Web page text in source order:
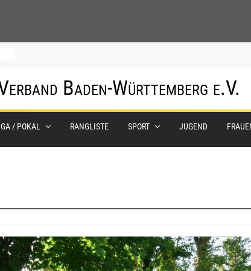
Baden-Württemberg e.V.
/ POKAL RANGLISTE SPORT JUGEND